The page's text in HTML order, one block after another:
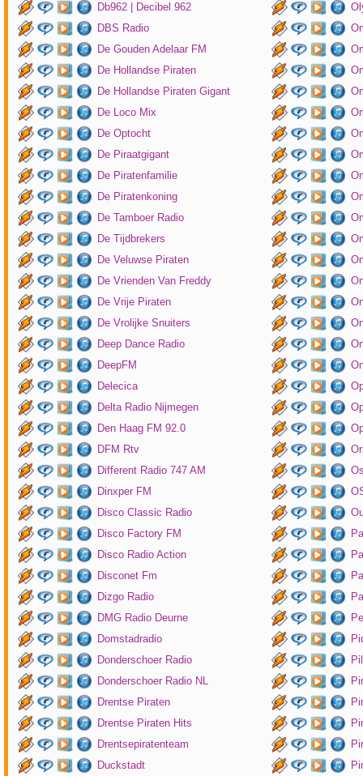
Db962 | Decibel 962
DBS Radio
De Gouden Adelaar FM
De Hollandse Piraten
De Hollandse Piraten Gigant
De Loco Mix
De Optocht
De Piraatgigant
De Piratenfamilie
De Piratenkoning
De Tamboer Radio
De Tijdbrekers
De Veluwse Piraten
De Vrienden Van Freddy
De Vrije Piraten
De Vrolijke Snuiters
Deep Dance Radio
DeepFM
Delecica
Delta Radio Nijmegen
Den Haag FM 92.0
DFM Rtv
Different Radio 747 AM
Dinxper FM
Disco Classic Radio
Disco Factory FM
Disco Radio Action
Disconet Fm
Dizgo Radio
DMG Radio Deurne
Domstadradio
Donderschoer Radio
Donderschoer Radio NL
Drentse Piraten
Drentse Piraten Hits
Drentsepiratenteam
Duckstadt